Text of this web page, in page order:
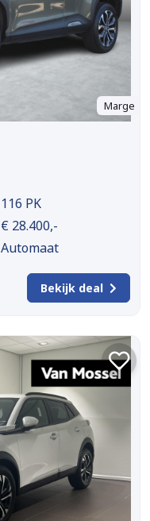
Marge
116 PK
€ 28.400,-
Automaat
Bekijk deal